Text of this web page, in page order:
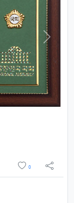
Next
0
sns 공